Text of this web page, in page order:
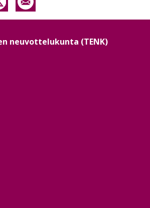
neuvottelukunta (TENK)